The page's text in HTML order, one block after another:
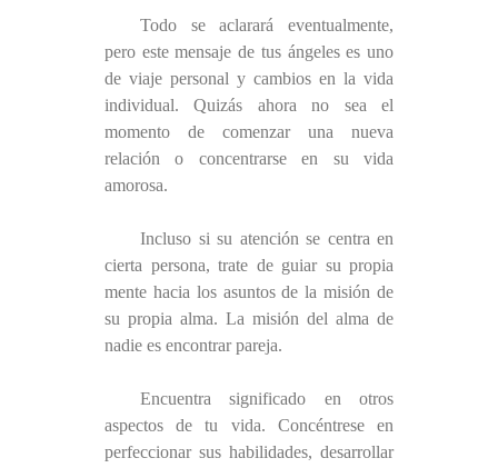
Todo se aclarará eventualmente,
pero este mensaje de tus ángeles es uno
de viaje personal y cambios en la vida
individual. Quizás ahora no sea el
momento de comenzar una nueva
relación o concentrarse en su vida
amorosa.
Incluso si su atención se centra en
cierta persona, trate de guiar su propia
mente hacia los asuntos de la misión de
su propia alma. La misión del alma de
nadie es encontrar pareja.
Encuentra significado en otros
aspectos de tu vida. Concéntrese en
perfeccionar sus habilidades, desarrollar